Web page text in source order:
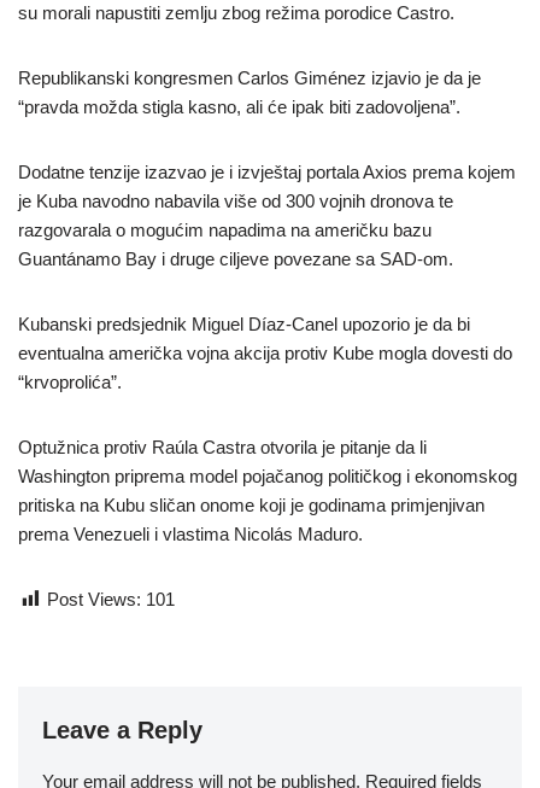
su morali napustiti zemlju zbog režima porodice Castro.
Republikanski kongresmen Carlos Giménez izjavio je da je
“pravda možda stigla kasno, ali će ipak biti zadovoljena”.
Dodatne tenzije izazvao je i izvještaj portala Axios prema kojem
je Kuba navodno nabavila više od 300 vojnih dronova te
razgovarala o mogućim napadima na američku bazu
Guantánamo Bay i druge ciljeve povezane sa SAD-om.
Kubanski predsjednik Miguel Díaz-Canel upozorio je da bi
eventualna američka vojna akcija protiv Kube mogla dovesti do
“krvoprolića”.
Optužnica protiv Raúla Castra otvorila je pitanje da li
Washington priprema model pojačanog političkog i ekonomskog
pritiska na Kubu sličan onome koji je godinama primjenjivan
prema Venezueli i vlastima Nicolás Maduro.
Post Views: 101
Leave a Reply
Your email address will not be published. Required fields